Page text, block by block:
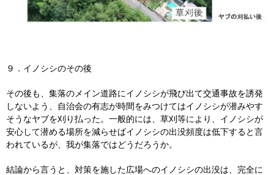
９．イノシシのその後
その後も、集落のメイン道路にイノシシが飛び出て交通事故を誘発
しないよう、自治会の有志が時間をみつけてはイノシシが潜みやす
そうなヤブを刈り払った。一般的には、草刈等により、イノシシが
安心して潜める場所を減らせばイノシシの出没頻度は低下すると言
われているが、我が集落ではどうだろうか。
結論から言うと、対策を施した広場へのイノシシの出没は、完全に